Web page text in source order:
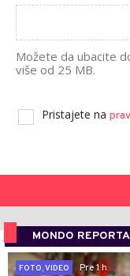
Možete da ubacite
više od 25 MB.
Pristajete na
MONDO
FOTO, VIDEO
Pre 1 h